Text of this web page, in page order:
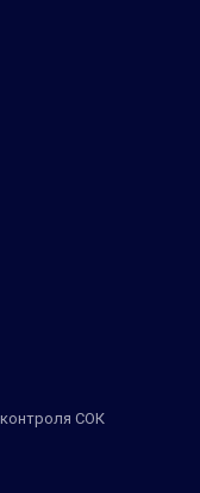
контроля СОК